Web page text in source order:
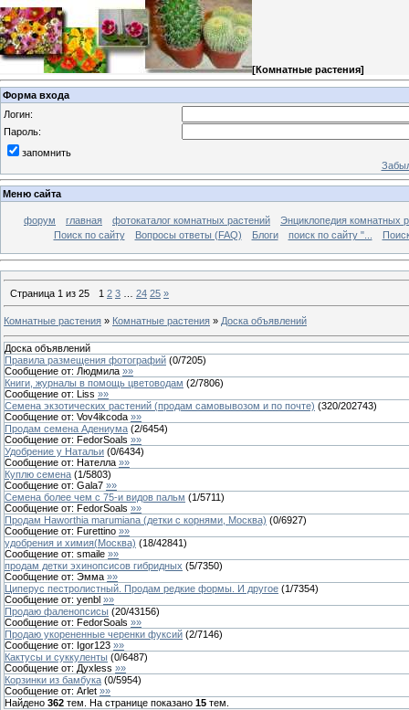
[Комнатные растения]
Форма входа
Логин:
Пароль:
запомнить
Меню сайта
форум главная фотокаталог комнатных растений
Энциклопедия комнатных
Поиск по сайту
Вопросы ответы (FAQ) Блоги поиск по сайту "...
Страница 1 из 25 1 2 3 24 25 »
Комнатные растения » Комнатные растения » Доска объявлений
Доска объявлений
Правила размещения фотографий (0/7205)
Сообщение от: Людмила »»
Книги, журналы в помощь цветоводам (2/7806)
Сообщение от:
Liss »»
Семена экзотических растений (продам самовывозом и по почте) (320/202743)
Сообщение от: Vov4ikcoda »»
Продам семена Адениума (2/6454)
Сообщение от: FedorSoals »»
Удобрение у Натальи (0/6434)
Сообщение от: Нателла »»
Куплю семена (1 /5803)
Сообщение от: Gala7 »»
Семена более чем с 75-и видов пальм (1 /5711 )
Сообщение от: FedorSoals »»
Продам Haworthia marumiana (детки с корнями, Москва) (0/6927)
Сообщение от: Furettino »»
удобрения и химия(Москва) (18/42841 )
Сообщение от: smaile »»
продам детки эхинопсисов гибридных (5/7350)
Сообщение от: Эмма »»
Циперус пестролистный. Продам редкие формы. И другое (1 /7354)
Сообщение от: yenbl »»
Продаю фаленопсисы (20/43156)
Сообщение от: FedorSoals »»
Продаю укорененные черенки фуксий (2/7146)
Сообщение от: Igor123 »»
Кактусы и суккуленты (0/6487)
Сообщение от: Духless »»
Корзинки из бамбука (0/5954)
Сообщение от: Arlet »»
Найдено 362 тем. На странице показано 15 тем.